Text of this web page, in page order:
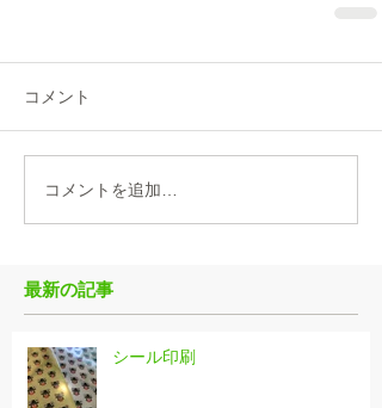
コメント
コメントを追加…
最新の記事
シール印刷